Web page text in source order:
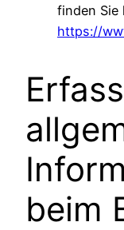
finden Sie
https://
beim